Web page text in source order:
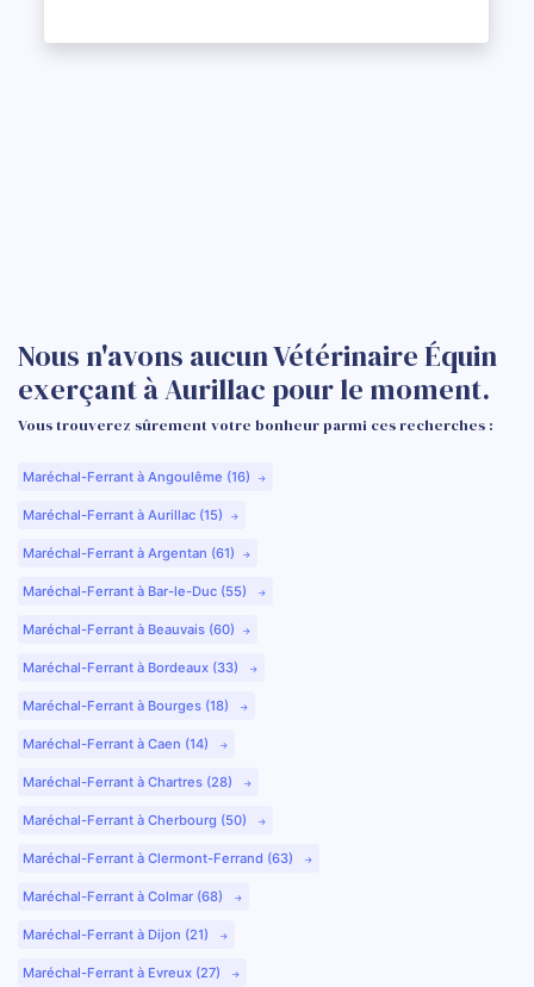
Nous n'avons aucun Vétérinaire Équin
exerçant à Aurillac pour le moment.
Vous trouverez sûrement votre bonheur parmi ces recherches :
Maréchal-Ferrant à Angoulême (16)
Maréchal-Ferrant à Aurillac (15)
Maréchal-Ferrant à Argentan (61)
Maréchal-Ferrant à Bar-le-Duc (55)
Maréchal-Ferrant à Beauvais (60)
Maréchal-Ferrant à Bordeaux (33)
Maréchal-Ferrant à Bourges (18)
Maréchal-Ferrant à Caen (14)
Maréchal-Ferrant à Chartres (28)
Maréchal-Ferrant à Cherbourg (50)
Maréchal-Ferrant à Clermont-Ferrand (63)
Maréchal-Ferrant à Colmar (68)
Maréchal-Ferrant à Dijon (21)
Maréchal-Ferrant à Evreux (27)